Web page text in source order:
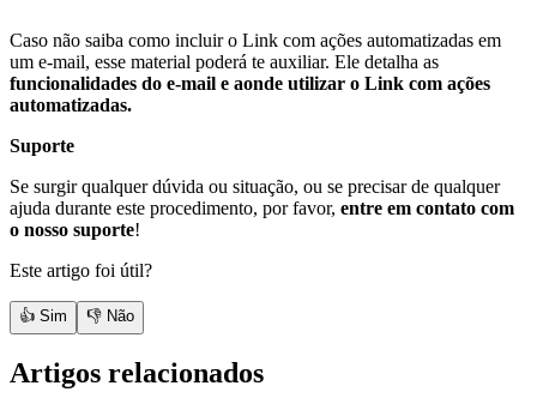
Caso não saiba como incluir o Link com ações automatizadas em
um e-mail, esse material poderá te auxiliar. Ele detalha as
funcionalidades do e-mail e aonde utilizar o Link com ações
automatizadas.
Suporte
Se surgir qualquer dúvida ou situação, ou se precisar de qualquer
ajuda durante este procedimento, por favor, entre em contato com
o nosso suporte!
Este artigo foi útil?
👍 Sim 👎 Não
Artigos relacionados